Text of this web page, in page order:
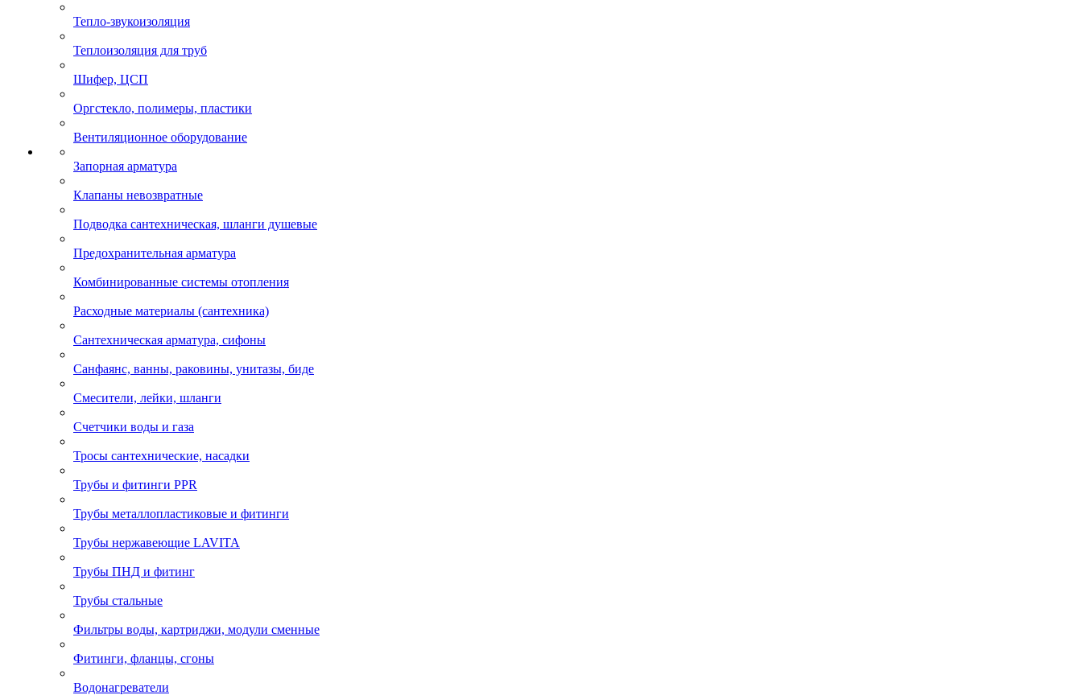
Тепло-звукоизоляция
Теплоизоляция для труб
Шифер, ЦСП
Оргстекло, полимеры, пластики
Вентиляционное оборудование
Запорная арматура
Клапаны невозвратные
Подводка сантехническая, шланги душевые
Предохранительная арматура
Комбинированные системы отопления
Расходные материалы (сантехника)
Сантехническая арматура, сифоны
Санфаянс, ванны, раковины, унитазы, биде
Смесители, лейки, шланги
Счетчики воды и газа
Тросы сантехнические, насадки
Трубы и фитинги PPR
Трубы металлопластиковые и фитинги
Трубы нержавеющие LAVITA
Трубы ПНД и фитинг
Трубы стальные
Фильтры воды, картриджи, модули сменные
Фитинги, фланцы, сгоны
Водонагреватели